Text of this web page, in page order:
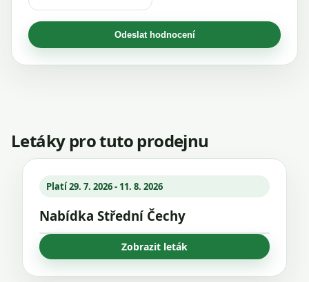
Odeslat hodnocení
Letáky pro tuto prodejnu
Platí 29. 7. 2026 - 11. 8. 2026
Nabídka Střední Čechy
Zobrazit leták